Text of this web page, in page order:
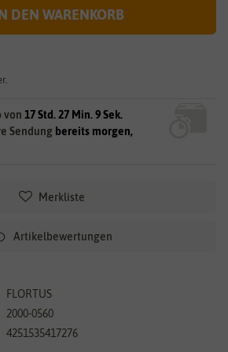
DEN WARENKORB
von 17 Std. 27 Min. 9 Sek.
Sendung bereits morgen,
Merkliste
Artikelbewertungen
FLORTUS
2000-0560
4251535417276